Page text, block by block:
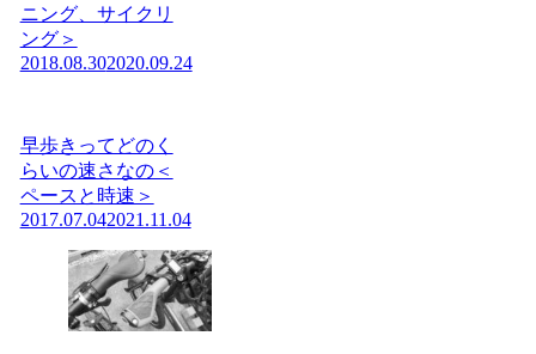
ニング、サイクリ
ング＞
2018.08.302020.09.24
早歩きってどのく
らいの速さなの＜
ペースと時速＞
2017.07.042021.11.04